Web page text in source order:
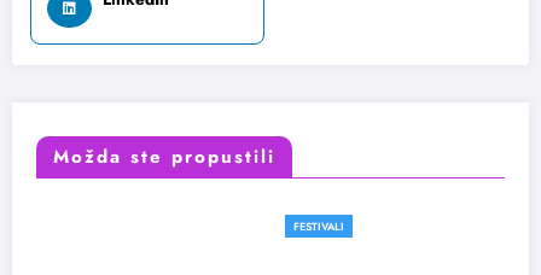
Možda ste propustili